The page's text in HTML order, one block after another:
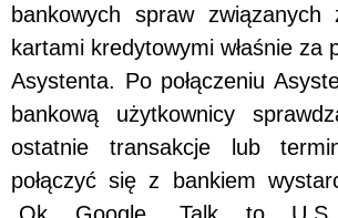
bankowych spraw
kartami kredytowymi właśnie za
Asystenta. Po połączeniu
bankową użytkownicy
ostatnie transakcje lub
połączyć się z bankiem